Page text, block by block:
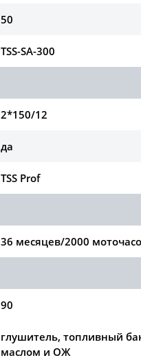
50
TSS-SA-300
2*150/12
да
TSS Prof
36 месяцев/2000
90
глушитель, топливный
маслом и ОЖ